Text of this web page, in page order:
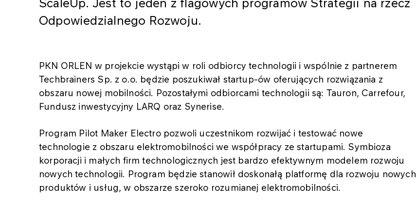
ScaleUp. Jest to jeden z flagowych programów Strategii na rzecz
Odpowiedzialnego Rozwoju.
PKN ORLEN w projekcie wystąpi w roli odbiorcy technologii i wspólnie z partnerem
Techbrainers Sp. z o.o. będzie poszukiwał startup-ów oferujących rozwiązania z
obszaru nowej mobilności. Pozostałymi odbiorcami technologii są: Tauron, Carrefour,
Fundusz inwestycyjny LARQ oraz Synerise.
Program Pilot Maker Electro pozwoli uczestnikom rozwijać i testować nowe
technologie z obszaru elektromobilności we współpracy ze startupami. Symbioza
korporacji i małych firm technologicznych jest bardzo efektywnym modelem rozwoju
nowych technologii. Program będzie stanowił doskonałą platformę dla rozwoju nowych
produktów i usług, w obszarze szeroko rozumianej elektromobilności.